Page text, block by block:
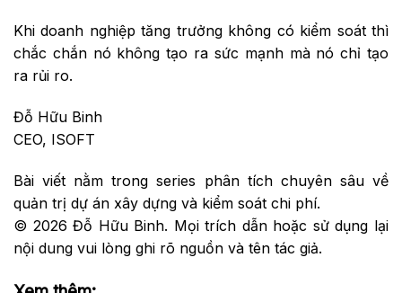
Khi doanh nghiệp tăng trưởng không có kiểm soát thì
chắc chắn nó không tạo ra sức mạnh mà nó chỉ tạo
ra rủi ro.
Đỗ Hữu Binh
CEO, ISOFT
Bài viết nằm trong series phân tích chuyên sâu về
quản trị dự án xây dựng và kiểm soát chi phí.
© 2026 Đỗ Hữu Binh. Mọi trích dẫn hoặc sử dụng lại
nội dung vui lòng ghi rõ nguồn và tên tác giả.